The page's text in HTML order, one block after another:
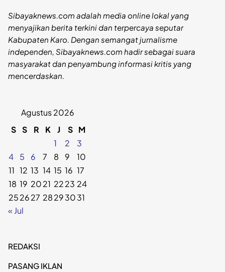
Sibayaknews.com adalah media online lokal yang
menyajikan berita terkini dan terpercaya seputar
Kabupaten Karo. Dengan semangat jurnalisme
independen, Sibayaknews.com hadir sebagai suara
masyarakat dan penyambung informasi kritis yang
mencerdaskan.
Agustus 2026
S S R K J S M
1
2
3
4
5 6 7 8 9
10
11 12 13 14 15 16 17
18 19 2021 2223 24
252627 28293031
« Jul
REDAKSI
PASANG IKLAN